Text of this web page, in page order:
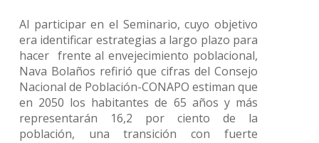
Al participar en el Seminario, cuyo objetivo
era identificar estrategias a largo plazo para
hacer frente al envejecimiento poblacional,
Nava Bolaños refirió que cifras del Consejo
Nacional de Población-CONAPO estiman que
en 2050 los habitantes de 65 años y más
representarán 16,2 por ciento de la
población, una transición con fuerte